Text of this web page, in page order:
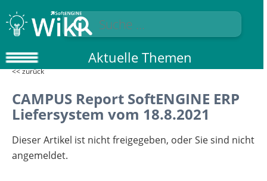
Aktuelle Themen
<< zurück
CAMPUS Report SoftENGINE ERP
Liefersystem vom 18.8.2021
Dieser Artikel ist nicht freigegeben, oder Sie sind nicht
angemeldet.